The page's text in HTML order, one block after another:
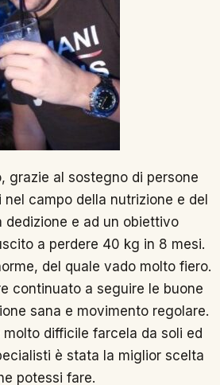
grazie al sostegno di persone
campo della nutrizione e del
dedizione e ad un obiettivo
a perdere 40 kg in 8 mesi.
del quale vado molto fiero.
continuato a seguire le buone
sana e movimento regolare.
difficile farcela da soli ed
è stata la miglior scelta
potessi fare.